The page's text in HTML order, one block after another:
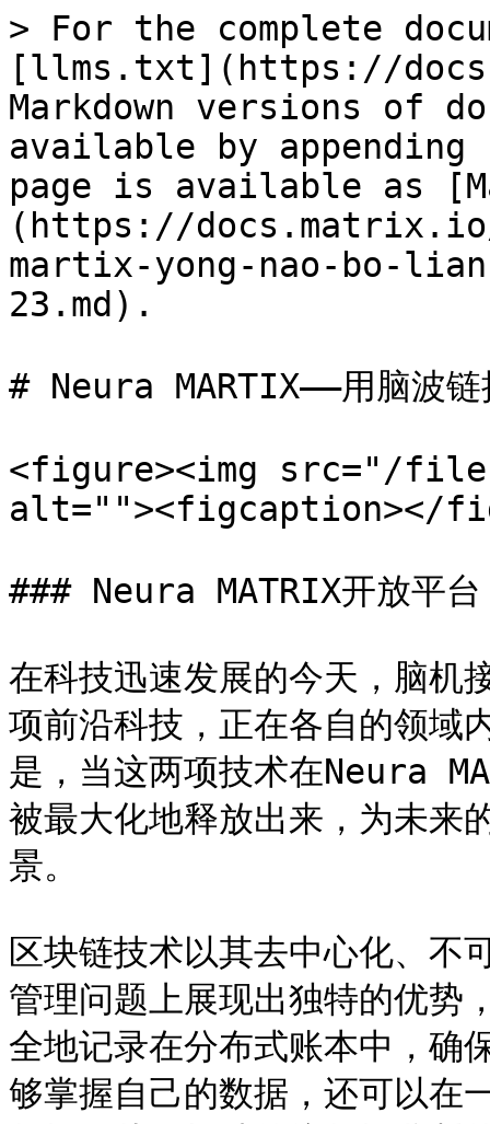
> For the complete
[llms.txt](https://
Markdown versions of
available by
page is available as
(https://
martix-yong-nao-bo-
23.md).
# Neura MARTIX——用脑波
<figure><img src="/files/
alt=""><figcaption></
### Neura MATRIX开放平台
在科技迅速发展的今天，脑机
项前沿科技，正在各自的领域
是，当这两项技术在Neura
被最大化地释放出来，为未来
景。
区块链技术以其去中心化、不
管理问题上展现出独特的优势
全地记录在分布式账本中，确
够掌握自己的数据，还可以在